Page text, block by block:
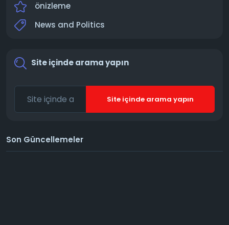
önizleme
News and Politics
Site içinde arama yapın
Site içinde arama yapın
Son Güncellemeler